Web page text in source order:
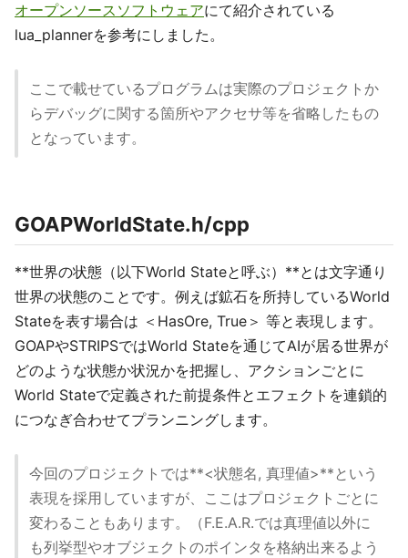
オープンソースソフトウェアにて紹介されている
lua_plannerを参考にしました。
ここで載せているプログラムは実際のプロジェクトか
らデバッグに関する箇所やアクセサ等を省略したもの
となっています。
GOAPWorldState.h/cpp
**世界の状態（以下World Stateと呼ぶ）**とは文字通り
世界の状態のことです。例えば鉱石を所持しているWorld
Stateを表す場合は ＜HasOre, True＞ 等と表現します。
GOAPやSTRIPSではWorld Stateを通じてAIが居る世界が
どのような状態か状況かを把握し、アクションごとに
World Stateで定義された前提条件とエフェクトを連鎖的
につなぎ合わせてプランニングします。
今回のプロジェクトでは**<状態名, 真理値>**という
表現を採用していますが、ここはプロジェクトごとに
変わることもあります。（F.E.A.R.では真理値以外に
も列挙型やオブジェクトのポインタを格納出来るよう